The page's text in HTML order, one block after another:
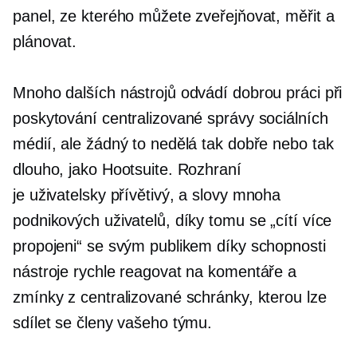
panel, ze kterého můžete zveřejňovat, měřit a
plánovat.
Mnoho dalších nástrojů odvádí dobrou práci při
poskytování centralizované správy sociálních
médií, ale žádný to nedělá tak dobře nebo tak
dlouho, jako Hootsuite. Rozhraní
je uživatelsky přívětivý, a slovy mnoha
podnikových uživatelů, díky tomu se „cítí více
propojeni“ se svým publikem díky schopnosti
nástroje rychle reagovat na komentáře a
zmínky z centralizované schránky, kterou lze
sdílet se členy vašeho týmu.